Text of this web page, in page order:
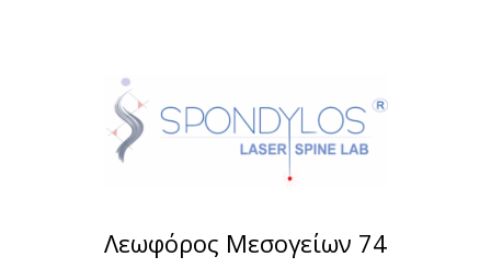
Λεωφόρος Μεσογείων 74